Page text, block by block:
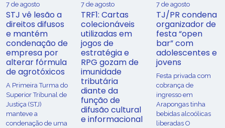
7 de agosto
STJ vê lesão a
direitos difusos
e mantém
condenação de
empresa por
alterar fórmula
de agrotóxicos
​A Primeira Turma do
Superior Tribunal de
Justiça (STJ)
manteve a
condenação de uma
7 de agosto
TRF1: Cartas
colecionáveis
utilizadas em
jogos de
estratégia e
RPG gozam de
imunidade
tributária
diante da
função de
difusão cultural
e informacional
7 de agosto
TJ/PR condena
organizador de
festa “open
bar” com
adolescentes e
jovens
Festa privada com
cobrança de
ingresso em
Arapongas tinha
bebidas alcoólicas
liberadas O